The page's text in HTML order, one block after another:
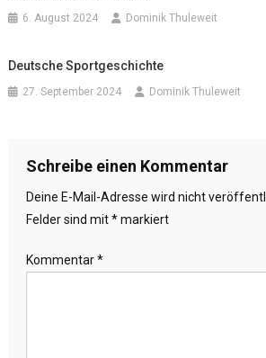
6. August 2024 Dominik Thuleweit
Deutsche Sportgeschichte
27. September 2024 Dominik Thuleweit
Schreibe einen Kommentar
Deine E-Mail-Adresse wird nicht
Felder sind mit*markiert
Kommentar*